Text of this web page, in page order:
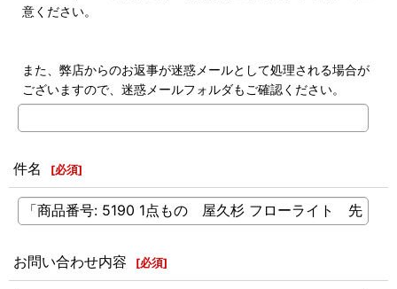
意ください。
また、弊店からのお返事が迷惑メールとして処理される場合が
ございますので、迷惑メールフォルダもご確認ください。
件名 [必須]
お問い合わせ内容 [必須]